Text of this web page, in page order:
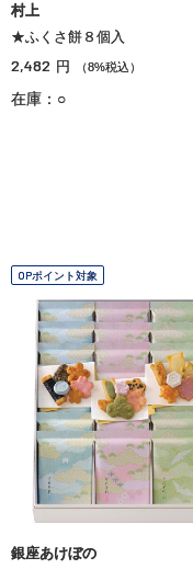
村上
★ふくさ餅８個入
2,482 円 （8%税込）
在庫：○
OPポイント対象
銀座あけぼの